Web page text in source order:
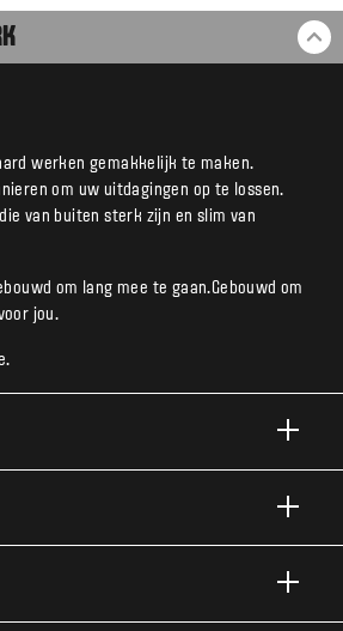
werken gemakkelijk te maken.
om uw uitdagingen op te lossen.
van buiten sterk zijn en slim van
om lang mee te gaan.Gebouwd om
jou.